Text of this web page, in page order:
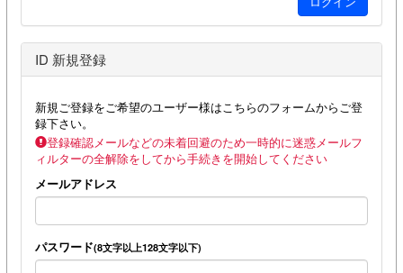
ID 新規登録
新規ご登録をご希望のユーザー様はこちらのフォームからご登
録下さい。
登録確認メールなどの未着回避のため一時的に迷惑メールフ
ィルターの全解除をしてから手続きを開始してください
メールアドレス
パスワード(8文字以上128文字以下)